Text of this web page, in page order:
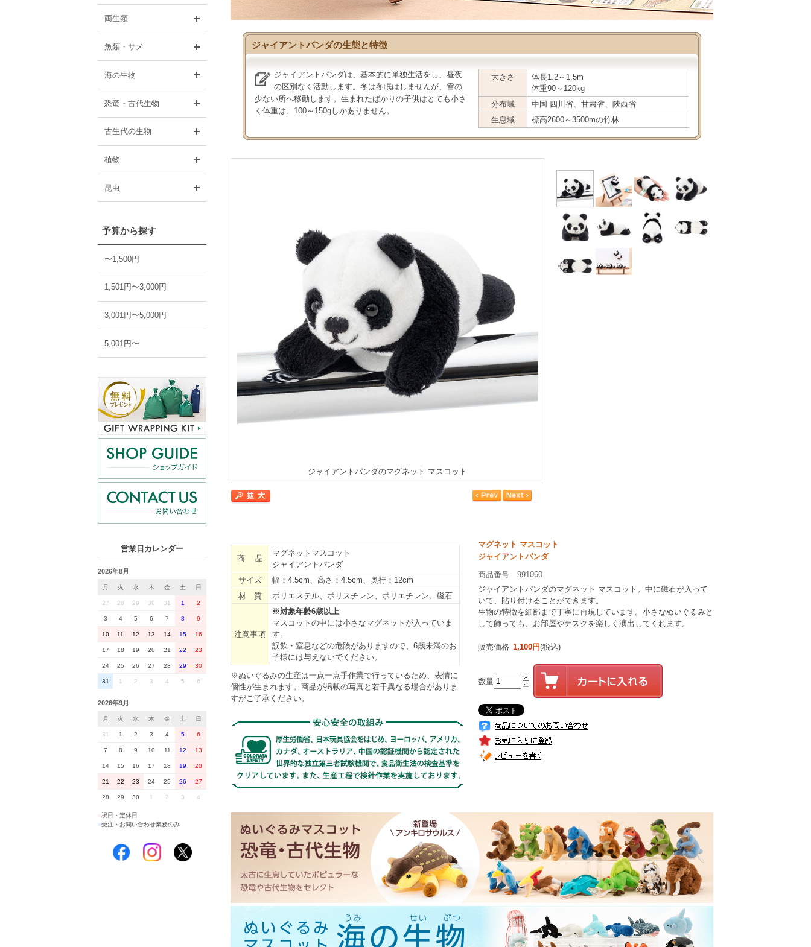
両生類
魚類・サメ
海の生物
恐竜・古代生物
古生代の生物
植物
昆虫
予算から探す
〜1,500円
1,501円〜3,000円
3,001円〜5,000円
5,001円〜
営業日カレンダー
2026年8月
月 火 水 木 金 土 日
27 28 29 30 31 1 2
3 4 5 6 7 8 9
10 11 12 13 14 15 16
17 18 19 20 21 22 23
24 25 26 27 28 29 30
31 1 2 3 4 5 6
2026年9月
月 火 水 木 金 土 日
31 1 2 3 4 5 6
7 8 9 10 11 12 13
14 15 16 17 18 19 20
21 22 23 24 25 26 27
28 29 30 1 2 3 4
祝日・定休日
■受注・お問い合わせ業務のみ
ジャイアントパンダの生態と特徴
ジャイアントパンダは、基本的に単独生活をし、昼夜
の区別なく活動します。冬は冬眠はしませんが、雪の
少ない所へ移動します。生まれたばかりの子供はとても小さ
く体重は、100～150gしかありません。
大きさ
体長1.2～1.5m
体重90～120kg
分布域
中国 四川省、甘粛省、陜西省
生息域
標高2600～3500mの竹林
ジャイアントパンダのマグネット マスコット
商 品
マグネットマスコット
ジャイアントパンダ
サイズ
幅：4.5cm、高さ：4.5cm、奥行：12cm
材 質
ポリエステル、ポリスチレン、ポリエチレン、磁石
注意事項
※対象年齢6歳以上
マスコットの中には小さなマグネットが入っていま
す。
誤飲・窒息などの危険がありますので、6歳未満のお
子様には与えないでください。
※ぬいぐるみの生産は一点一点手作業で行っているため、表情に
個性が生まれます。商品が掲載の写真と若干異なる場合がありま
すがご了承ください。
マグネット マスコット
ジャイアントパンダ
商品番号 991060
ジャイアントパンダのマグネット マスコット。中に磁石が入って
いて、貼り付けることができます。
生物の特徴を細部まで丁寧に再現しています。小さなぬいぐるみと
して飾っても、お部屋やデスクを楽しく演出してくれます。
販売価格 1,100円(税込)
数量